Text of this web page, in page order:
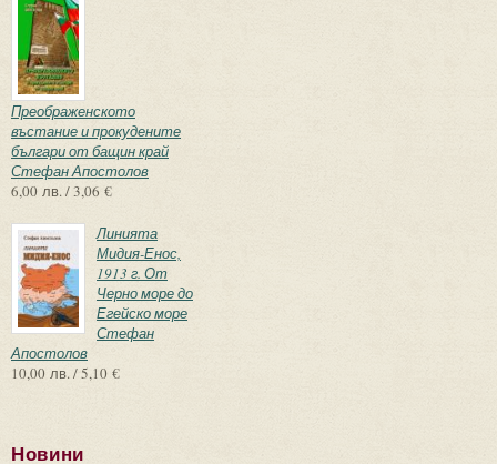
Преображенското
въстание и прокудените
българи от бащин край
Стефан Апостолов
6,00 лв. / 3,06 €
Линията
Мидия-Енос,
1913 г. От
Черно море до
Егейско море
Стефан
Апостолов
10,00 лв. / 5,10 €
Новини